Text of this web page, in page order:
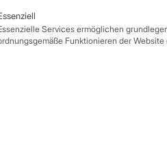
eine Liste der Service-
Services ermöglichen
Funktionieren der Website